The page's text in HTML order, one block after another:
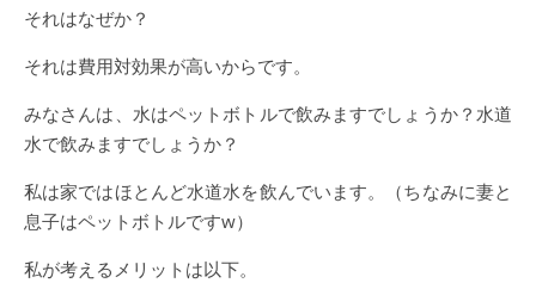
それはなぜか？
それは費用対効果が高いからです。
みなさんは、水はペットボトルで飲みますでしょうか？水道
水で飲みますでしょうか？
私は家ではほとんど水道水を飲んでいます。（ちなみに妻と
息子はペットボトルですw）
私が考えるメリットは以下。